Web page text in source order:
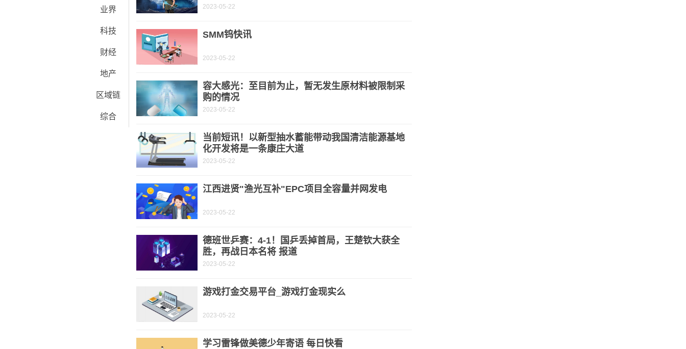
业界
科技
财经
地产
区域链
综合
2023-05-22
SMM钨快讯
2023-05-22
容大感光：至目前为止，暂无发生原材料被限制采
购的情况
2023-05-22
当前短讯！以新型抽水蓄能带动我国清洁能源基地
化开发将是一条康庄大道
2023-05-22
江西进贤"渔光互补"EPC项目全容量并网发电
2023-05-22
德班世乒赛：4-1！国乒丢掉首局，王楚钦大获全
胜，再战日本名将 报道
2023-05-22
游戏打金交易平台_游戏打金现实么
2023-05-22
学习雷锋做美德少年寄语 每日快看